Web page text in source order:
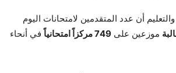
أن عدد المتقدمين لامتحانات اليوم
موزعين على 749 مركزاً امتحانياً
في أنحاء